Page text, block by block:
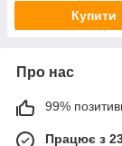
Купити
Про нас
99%
Працює з